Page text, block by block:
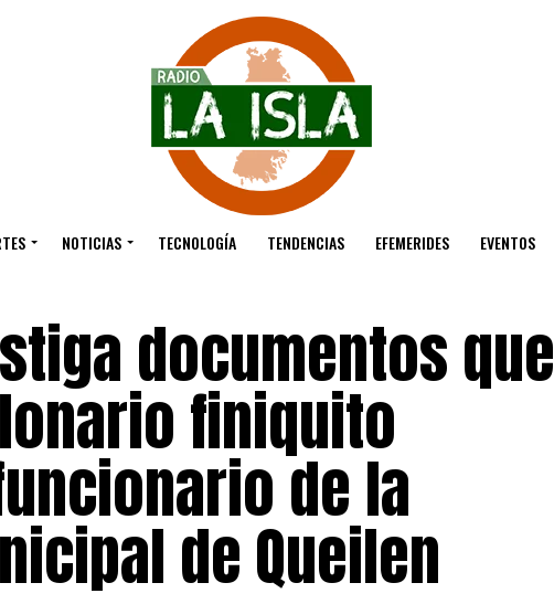
NOTICIAS TECNOLOGÍA TENDENCIAS EFEMERIDES EVENTOS
documentos que
finiquito
de la
de Queilen